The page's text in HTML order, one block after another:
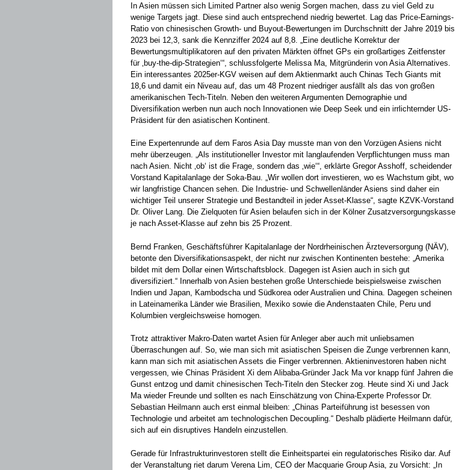
In Asien müssen sich Limited Partner also wenig Sorgen machen, dass zu viel Geld zu
wenige Targets jagt. Diese sind auch entsprechend niedrig bewertet. Lag das Price-Earnings-
Ratio von chinesischen Growth- und Buyout-Bewertungen im Durchschnitt der Jahre 2019 bis
2023 bei 12,3, sank die Kennziffer 2024 auf 8,8. „Eine deutliche Korrektur der
Bewertungsmultiplikatoren auf den privaten Märkten öffnet GPs ein großartiges Zeitfenster
für ‚buy-the-dip-Strategien‘“, schlussfolgerte Melissa Ma, Mitgründerin von Asia Alternatives.
Ein interessantes 2025er-KGV weisen auf dem Aktienmarkt auch Chinas Tech Giants mit
18,6 und damit ein Niveau auf, das um 48 Prozent niedriger ausfällt als das von großen
amerikanischen Tech-Titeln. Neben den weiteren Argumenten Demographie und
Diversifikation werben nun auch noch Innovationen wie Deep Seek und ein irrlichternder US-
Präsident für den asiatischen Kontinent.
Eine Expertenrunde auf dem Faros Asia Day musste man von den Vorzügen Asiens nicht
mehr überzeugen. „Als institutioneller Investor mit langlaufenden Verpflichtungen muss man
nach Asien. Nicht ‚ob‘ ist die Frage, sondern das ‚wie‘“, erklärte Gregor Asshoff, scheidender
Vorstand Kapitalanlage der Soka-Bau. „Wir wollen dort investieren, wo es Wachstum gibt, wo
wir langfristige Chancen sehen. Die Industrie- und Schwellenländer Asiens sind daher ein
wichtiger Teil unserer Strategie und Bestandteil in jeder Asset-Klasse“, sagte KZVK-Vorstand
Dr. Oliver Lang. Die Zielquoten für Asien belaufen sich in der Kölner Zusatzversorgungskasse
je nach Asset-Klasse auf zehn bis 25 Prozent.
Bernd Franken, Geschäftsführer Kapitalanlage der Nordrheinischen Ärzteversorgung (NÄV),
betonte den Diversifikationsaspekt, der nicht nur zwischen Kontinenten bestehe: „Amerika
bildet mit dem Dollar einen Wirtschaftsblock. Dagegen ist Asien auch in sich gut
diversifiziert.“ Innerhalb von Asien bestehen große Unterschiede beispielsweise zwischen
Indien und Japan, Kambodscha und Südkorea oder Australien und China. Dagegen scheinen
in Lateinamerika Länder wie Brasilien, Mexiko sowie die Andenstaaten Chile, Peru und
Kolumbien vergleichsweise homogen.
Trotz attraktiver Makro-Daten wartet Asien für Anleger aber auch mit unliebsamen
Überraschungen auf. So, wie man sich mit asiatischen Speisen die Zunge verbrennen kann,
kann man sich mit asiatischen Assets die Finger verbrennen. Aktieninvestoren haben nicht
vergessen, wie Chinas Präsident Xi dem Alibaba-Gründer Jack Ma vor knapp fünf Jahren die
Gunst entzog und damit chinesischen Tech-Titeln den Stecker zog. Heute sind Xi und Jack
Ma wieder Freunde und sollten es nach Einschätzung von China-Experte Professor Dr.
Sebastian Heilmann auch erst einmal bleiben: „Chinas Parteiführung ist besessen von
Technologie und arbeitet am technologischen Decoupling.“ Deshalb plädierte Heilmann dafür,
sich auf ein disruptives Handeln einzustellen.
Gerade für Infrastrukturinvestoren stellt die Einheitspartei ein regulatorisches Risiko dar. Auf
der Veranstaltung riet darum Verena Lim, CEO der Macquarie Group Asia, zu Vorsicht: „In